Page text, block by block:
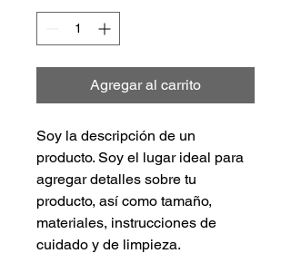
Agregar al carrito
Soy la descripción de un
producto. Soy el lugar ideal para
agregar detalles sobre tu
producto, así como tamaño,
materiales, instrucciones de
cuidado y de limpieza.